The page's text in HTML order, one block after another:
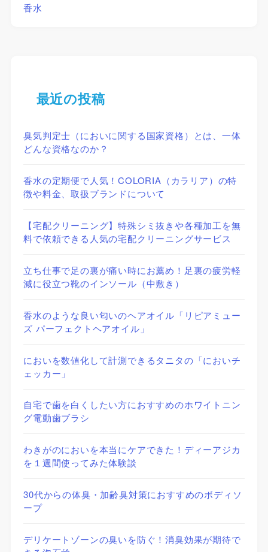
香水
最近の投稿
臭気判定士（においに関する国家資格）とは、一体
どんな資格なのか？
香水の定期便で人気！COLORIA（カラリア）の特
徴や料金、取扱ブランドについて
【宅配クリーニング】特殊シミ抜きや各種加工を無
料で依頼できる人気の宅配クリーニングサービス
立ち仕事で足の裏が痛い時にお薦め！足裏の疲労軽
減に役立つ靴のインソール（中敷き）
香水のような良い匂いのヘアオイル「リピアミュー
ズ パーフェクトヘアオイル」
においを数値化して計測できるタニタの「においチ
ェッカー」
自宅で歯を白くしたい方におすすめのホワイトニン
グ電動歯ブラシ
わきがのにおいを本当にケアできた！ディーアジカ
を１週間使ってみた体験談
30代からの体臭・加齢臭対策におすすめのボディソ
ープ
デリケートゾーンの臭いを防ぐ！消臭効果が期待で